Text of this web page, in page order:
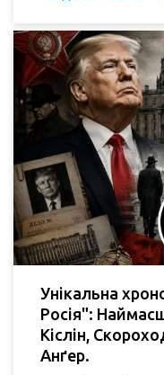
Унікальна
Росія":
Кіслін,
Анґер.